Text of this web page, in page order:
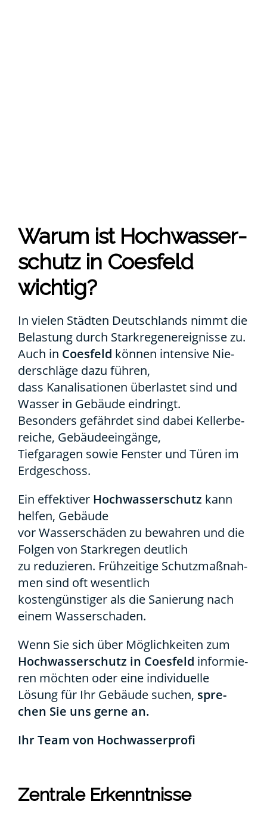
War­um ist Hoch­was­ser­
schutz in Coes­feld
wich­tig?
In vie­len Städ­ten Deutsch­lands nimmt die
Belas­tung durch Stark­re­gen­er­eig­nis­se zu.
Auch in Coes­feld kön­nen inten­si­ve Nie­
der­schlä­ge dazu füh­ren,
dass Kana­li­sa­tio­nen über­las­tet sind und
Was­ser in Gebäu­de ein­dringt.
Beson­ders gefähr­det sind dabei Kel­ler­be­
rei­che, Gebäu­de­ein­gän­ge,
Tief­ga­ra­gen sowie Fens­ter und Türen im
Erd­ge­schoss.
Ein effek­ti­ver Hoch­was­ser­schutz kann
hel­fen, Gebäu­de
vor Was­ser­schä­den zu bewah­ren und die
Fol­gen von Stark­re­gen deut­lich
zu redu­zie­ren. Früh­zei­ti­ge Schutz­maß­nah­
men sind oft wesent­lich
kos­ten­güns­ti­ger als die Sanie­rung nach
einem Was­ser­scha­den.
Wenn Sie sich über Mög­lich­kei­ten zum
Hoch­was­ser­schutz in Coes­feld infor­mie­
ren möch­ten oder eine indi­vi­du­el­le
Lösung für Ihr Gebäu­de suchen, spre­
chen Sie uns ger­ne an.
Ihr Team von Hoch­was­ser­pro­fi
Zen­tra­le Erkennt­nis­se